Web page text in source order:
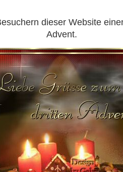
dieser Website
Advent.